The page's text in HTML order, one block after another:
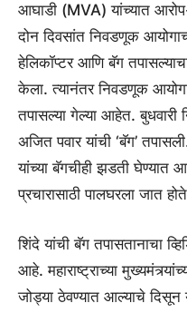
आघाडी (MVA) यांच्यात
दोन दिवसांत निवडणूक
हेलिकॉप्टर आणि बॅग
केला. त्यानंतर निवडणूक
तपासल्या गेल्या आहेत. बुधवारी
अजित पवार यांची ‘बॅग’
यांच्या बॅगचीही झडती घेण्यात
प्रचारासाठी पालघरला जात
शिंदे यांची बॅग तपासतानाचा
आहे. महाराष्ट्राच्या
जोड्या ठेवण्यात आल्याचे